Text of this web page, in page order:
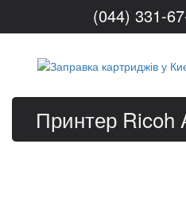
(044) 331-
Принтер Ricoh